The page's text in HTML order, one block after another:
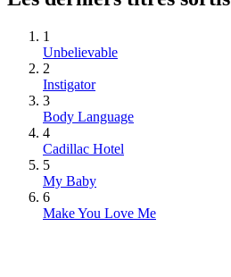
1
Unbelievable
2
Instigator
3
Body Language
4
Cadillac Hotel
5
My Baby
6
Make You Love Me